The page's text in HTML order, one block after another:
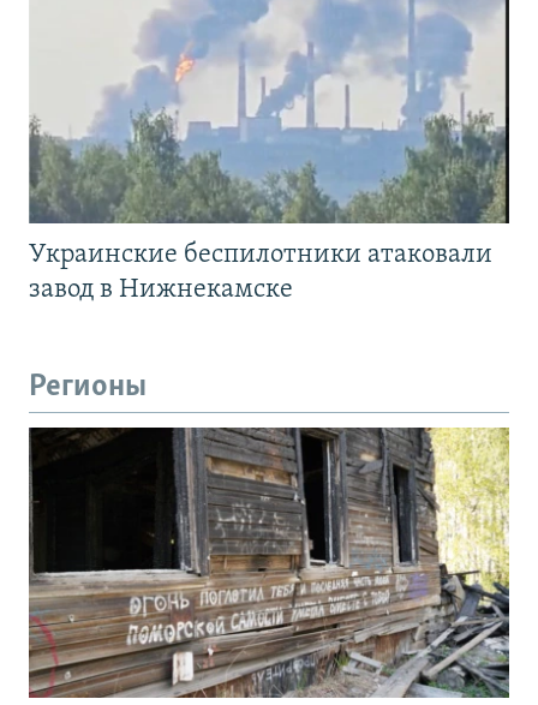
Украинские беспилотники атаковали
завод в Нижнекамске
Регионы